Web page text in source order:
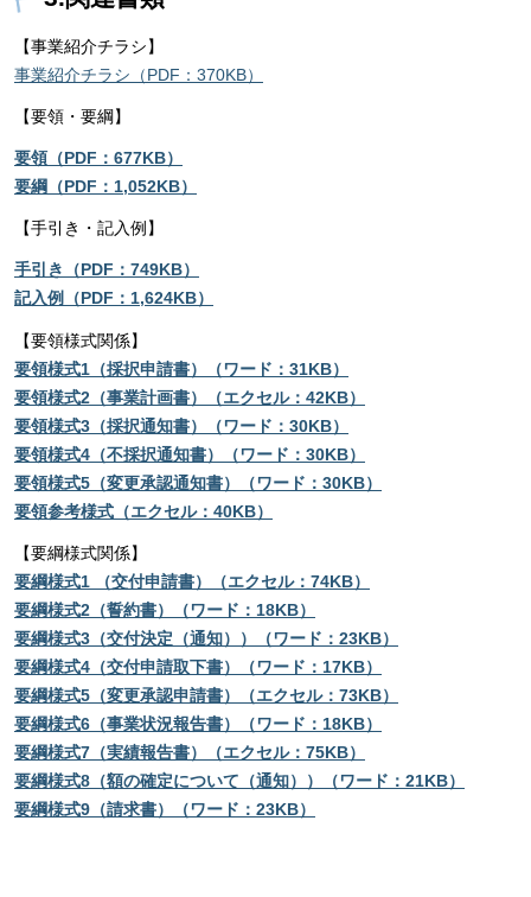
【事業紹介チラシ】
事業紹介チラシ（PDF：370KB）
【要領・要綱】
要領（PDF：677KB）
要綱（PDF：1,052KB）
【手引き・記入例】
手引き（PDF：749KB）
記入例（PDF：1,624KB）
【要領様式関係】
要領様式1（採択申請書）（ワード：31KB）
要領様式2（事業計画書）（エクセル：42KB）
要領様式3（採択通知書）（ワード：30KB）
要領様式4（不採択通知書）（ワード：30KB）
要領様式5（変更承認通知書）（ワード：30KB）
要領参考様式（エクセル：40KB）
【要綱様式関係】
要綱様式1 （交付申請書）（エクセル：74KB）
要綱様式2（誓約書）（ワード：18KB）
要綱様式3（交付決定（通知））（ワード：23KB）
要綱様式4（交付申請取下書）（ワード：17KB）
要綱様式5（変更承認申請書）（エクセル：73KB）
要綱様式6（事業状況報告書）（ワード：18KB）
要綱様式7（実績報告書）（エクセル：75KB）
要綱様式8（額の確定について（通知））（ワード：21KB）
要綱様式9（請求書）（ワード：23KB）